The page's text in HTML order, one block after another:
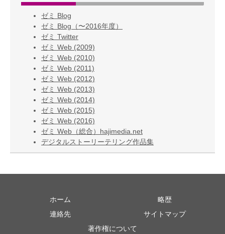
ゼミ Blog
ゼミ Blog（〜2016年度）
ゼミ Twitter
ゼミ Web (2009)
ゼミ Web (2010)
ゼミ Web (2011)
ゼミ Web (2012)
ゼミ Web (2013)
ゼミ Web (2014)
ゼミ Web (2015)
ゼミ Web (2016)
ゼミ Web（総合）hajimedia.net
デジタルストーリーテリング作品集
ホーム
略歴
連絡先
サイトマップ
著作権について